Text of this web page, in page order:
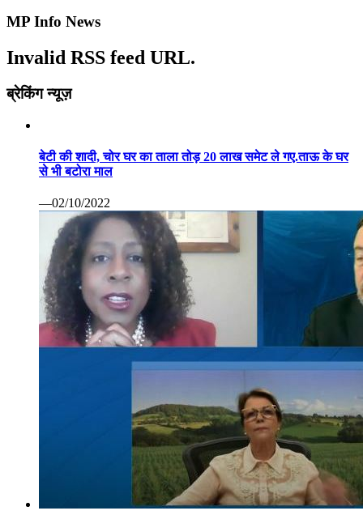
MP Info News
Invalid RSS feed URL.
ब्रेकिंग न्यूज़
बेटी की शादी, चोर घर का ताला तोड़ 20 लाख समेट ले गए.ताऊ के घर
से भी बटोरा माल
—02/10/2022